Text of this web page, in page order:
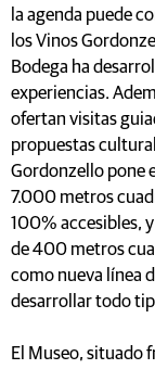
la agenda puede
los Vinos
Bodega ha
experiencias.
ofertan visitas
propuestas
Gordonzello pone
7.000 metros
100% accesibles,
de 400 metros
como nueva línea
desarrollar todo
El Museo, situado